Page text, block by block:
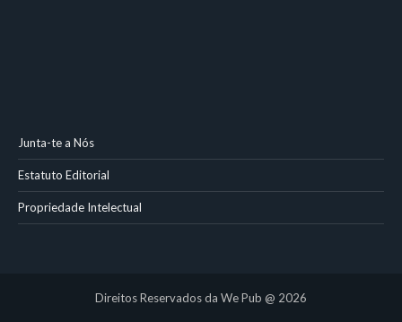
Junta-te a Nós
Estatuto Editorial
Propriedade Intelectual
Direitos Reservados da We Pub @ 2026